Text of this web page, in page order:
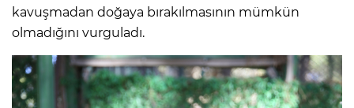
kavuşmadan doğaya bırakılmasının mümkün
olmadığını vurguladı.